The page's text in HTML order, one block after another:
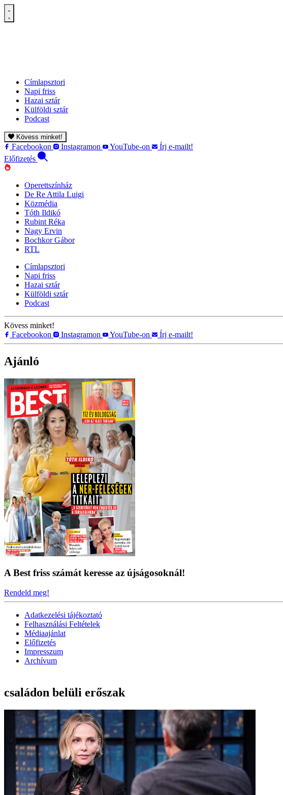
Címlapsztori
Napi friss
Hazai sztár
Külföldi sztár
Podcast
Kövess minket!
Facebookon Instagramon YouTube-on
Írj e-mailt!
Előfizetés
Operettszínház
De Re Attila Luigi
Közmédia
Tóth Ildikó
Rubint Réka
Nagy Ervin
Bochkor Gábor
RTL
Címlapsztori
Napi friss
Hazai sztár
Külföldi sztár
Podcast
Kövess minket!
Facebookon
Instagramon YouTube-on Írj e-mailt!
Ajánló
A Best friss számát keresse az újságosoknál!
Rendeld meg!
Adatkezelési tájékoztató
Felhasználási Feltételek
Médiaajánlat
Előfizetés
Impresszum
Archívum
családon belüli erőszak